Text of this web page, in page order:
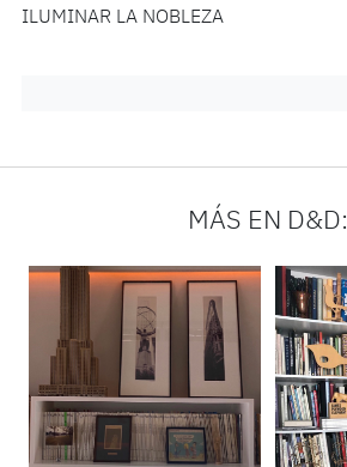
ILUMINAR LA NOBLEZA
MÁS EN D&D: